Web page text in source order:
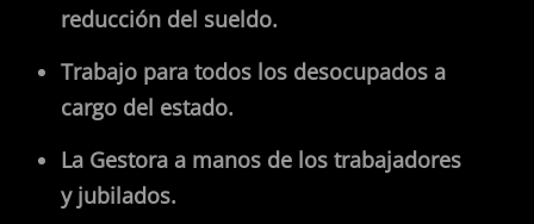
reducción del sueldo.
Trabajo para todos los desocupados a
cargo del estado.
La Gestora a manos de los trabajadores
y jubilados.